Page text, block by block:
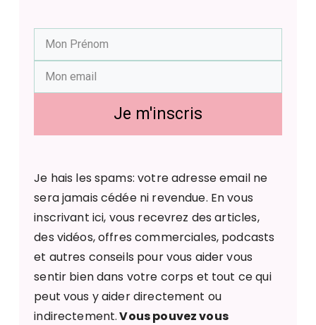
Je m'inscris
Je hais les spams: votre adresse email ne
sera jamais cédée ni revendue. En vous
inscrivant ici, vous recevrez des articles,
des vidéos, offres commerciales, podcasts
et autres conseils pour vous aider vous
sentir bien dans votre corps et tout ce qui
peut vous y aider directement ou
indirectement.Vous pouvez vous